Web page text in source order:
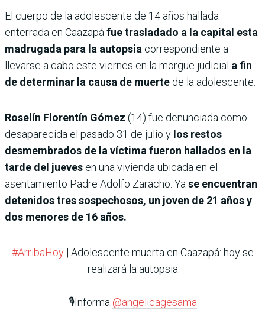
El cuerpo de la adolescente de 14 años hallada
enterrada en Caazapá fue trasladado a la capital esta
madrugada para la autopsia correspondiente a
llevarse a cabo este viernes en la morgue judicial a fin
de determinar la causa de muerte de la adolescente.
Roselín Florentín Gómez (14) fue denunciada como
desaparecida el pasado 31 de julio y los restos
desmembrados de la víctima fueron hallados en la
tarde del jueves en una vivienda ubicada en el
asentamiento Padre Adolfo Zaracho. Ya se encuentran
detenidos tres sospechosos, un joven de 21 años y
dos menores de 16 años.
#ArribaHoy| Adolescente muerta en Caazapá: hoy se
realizará la autopsia
🎙️Informa @angelicagesama